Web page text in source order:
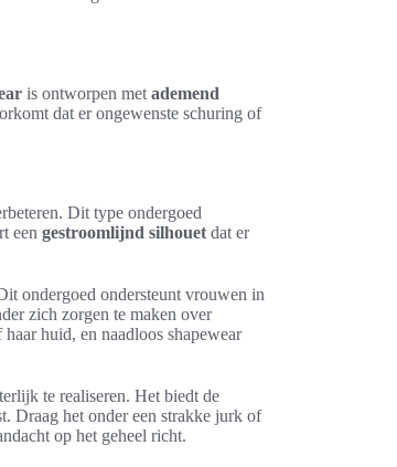
is ontworpen met ademend
dat er ongewenste schuring of
Dit type ondergoed
een gestroomlijnd silhouet dat er
ondergoed ondersteunt vrouwen in
zich zorgen te maken over
huid, en naadloos shapewear
te realiseren. Het biedt de
Draag het onder een strakke jurk of
op het geheel richt.